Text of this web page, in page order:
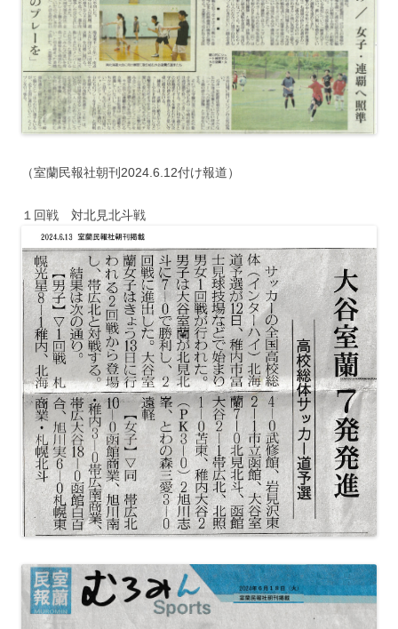
（室蘭民報社朝刊2024.6.12付け報道）
１回戦 対北見北斗戦